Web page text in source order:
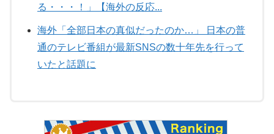
る・・・！」【海外の反応...
海外「全部日本の真似だったのか…」 日本の普
通のテレビ番組が最新SNSの数十年先を行って
いたと話題に